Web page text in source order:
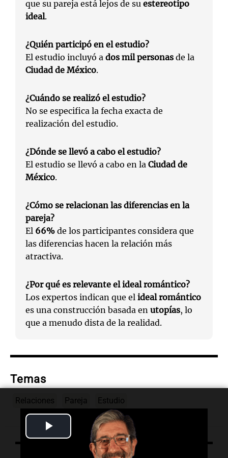
Video
que su pareja está lejos de su estereotipo
ideal.
¿Quién participó en el estudio?
El estudio incluyó a dos mil personas de la
Ciudad de México.
¿Cuándo se realizó el estudio?
No se especifica la fecha exacta de
realización del estudio.
¿Dónde se llevó a cabo el estudio?
El estudio se llevó a cabo en la Ciudad de
México.
¿Cómo se relacionan las diferencias en la
pareja?
El 66% de los participantes considera que
las diferencias hacen la relación más
atractiva.
¿Por qué es relevante el ideal romántico?
Los expertos indican que el ideal romántico
es una construcción basada en utopías, lo
que a menudo dista de la realidad.
Temas
Relaciones Pareja Estudio